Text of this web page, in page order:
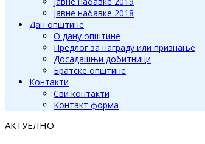
Јавне набавке 2018
Дан општине
О дану општине
Предлог за награду или признање
Досадашњи добитници
Братске општине
Контакти
Сви контакти
Контакт форма
АКТУЕЛНО